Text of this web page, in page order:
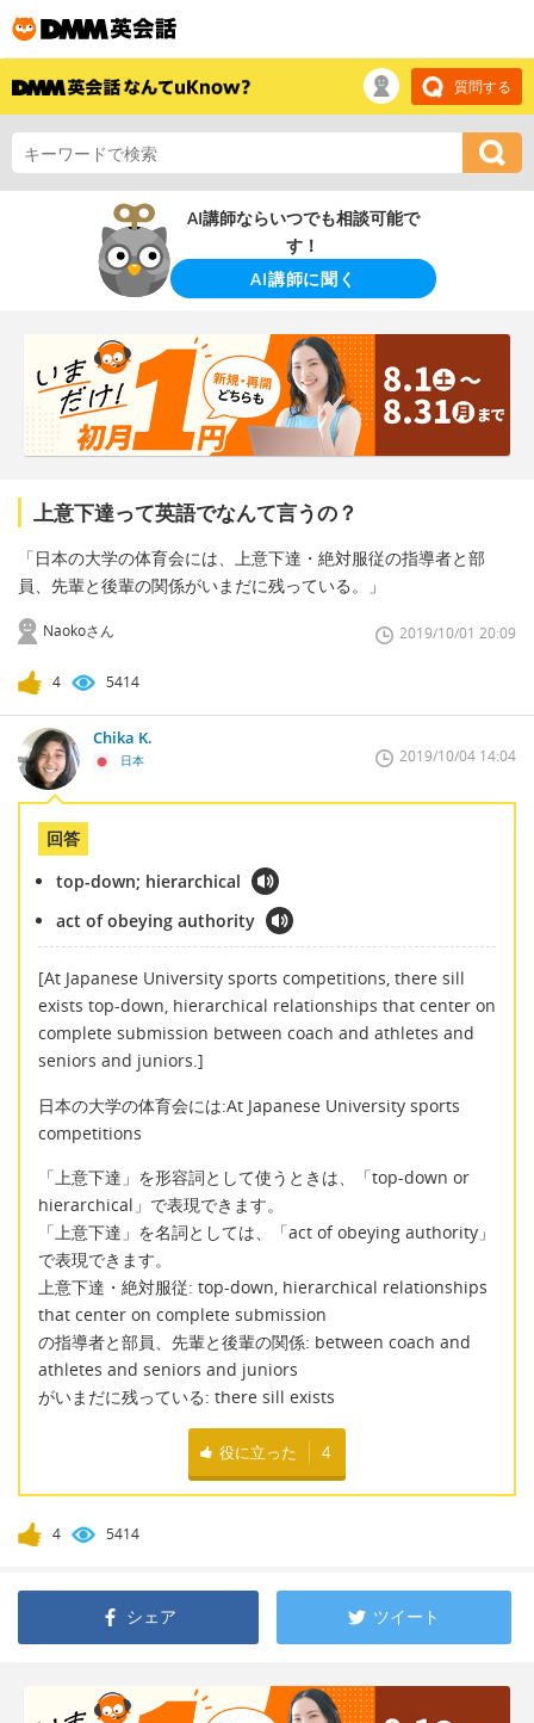
質問する
AI講師ならいつでも相談可能で
す！
AI講師に聞く
上意下達って英語でなんて言うの？
「日本の大学の体育会には、上意下達・絶対服従の指導者と部
員、先輩と後輩の関係がいまだに残っている。」
Naokoさん 2019/10/01 20:09
4 5414
Chika K.
日本 2019/10/04 14:04
回答
top-down; hierarchical
act of obeying authority
[At Japanese University sports competitions, there sill
exists top-down, hierarchical relationships that center on
complete submission between coach and athletes and
seniors and juniors.]
日本の大学の体育会には:At Japanese University sports
competitions
「上意下達」を形容詞として使うときは、「top-down or
hierarchical」で表現できます。
「上意下達」を名詞としては、「act of obeying authority」
で表現できます。
上意下達・絶対服従: top-down, hierarchical relationships
that center on complete submission
の指導者と部員、先輩と後輩の関係: between coach and
athletes and seniors and juniors
がいまだに残っている: there sill exists
役に立った 4
4 5414
シェア ツイート